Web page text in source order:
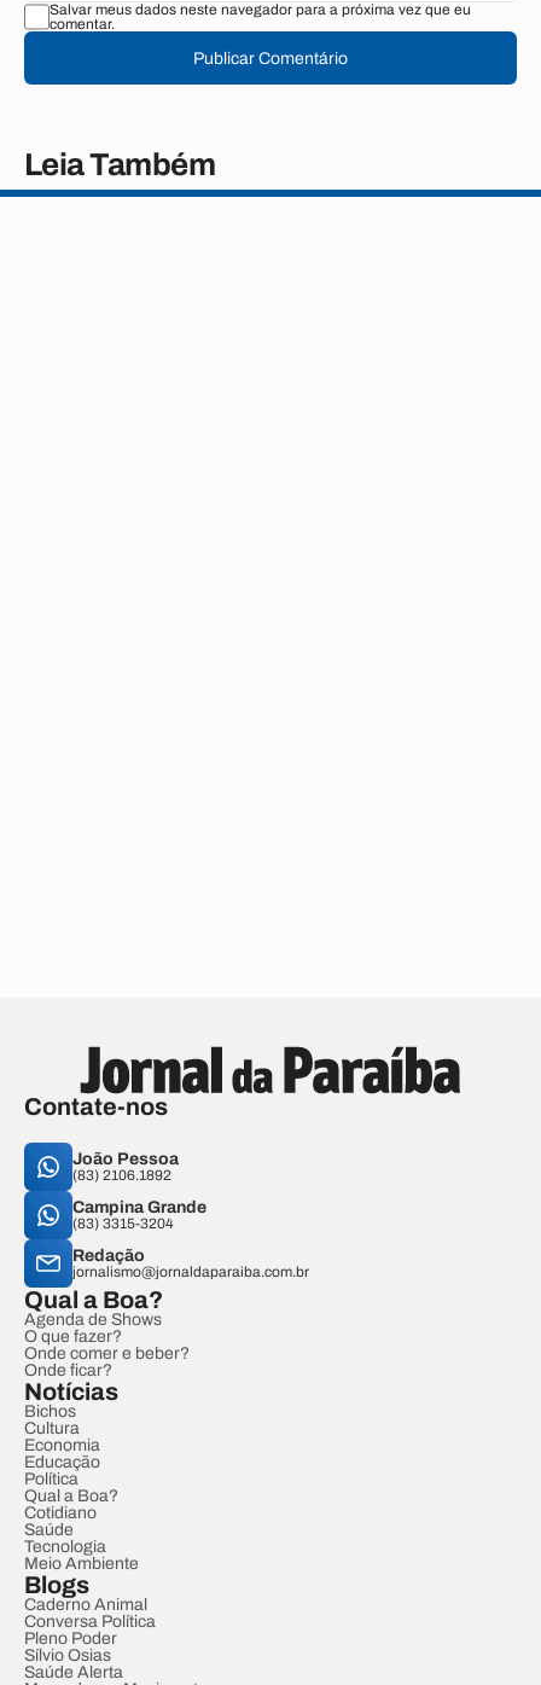
Salvar meus dados neste navegador para a próxima vez que eu
comentar.
Publicar Comentário
Leia Também
Contate-nos
João Pessoa
(83) 2106.1892
Campina Grande
(83) 3315-3204
Redação
jornalismo@jornaldaparaiba.com.br
Qual a Boa?
Agenda de Shows
O que fazer?
Onde comer e beber?
Onde ficar?
Notícias
Bichos
Cultura
Economia
Educação
Política
Qual a Boa?
Cotidiano
Saúde
Tecnologia
Meio Ambiente
Blogs
Caderno Animal
Conversa Política
Pleno Poder
Sílvio Osias
Saúde Alerta